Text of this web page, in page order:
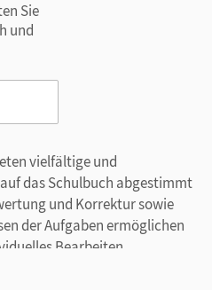
Sie
und
vielfältige und
das Schulbuch abgestimmt
und Korrektur sowie
der Aufgaben ermöglichen
Bearbeiten.